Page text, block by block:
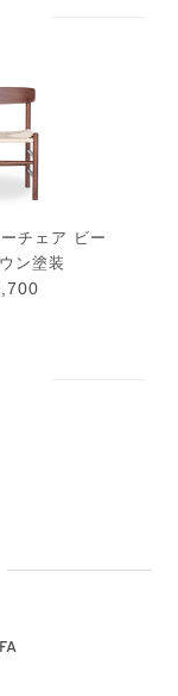
チェア ビー
ン塗装